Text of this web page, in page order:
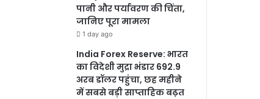
पानी और पर्यावरण की चिंता,
जानिए पूरा मामला
1 day ago
India Forex Reserve: भारत
का विदेशी मुद्रा भंडार 692.9
अरब डॉलर पहुंचा, छह महीने
में सबसे बड़ी साप्ताहिक बढ़त